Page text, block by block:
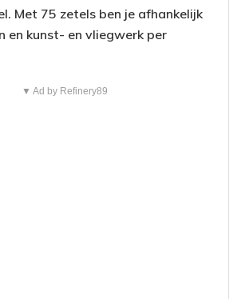
Met 75 zetels ben je afhankelijk
en kunst- en vliegwerk per
▼ Ad by Refinery89